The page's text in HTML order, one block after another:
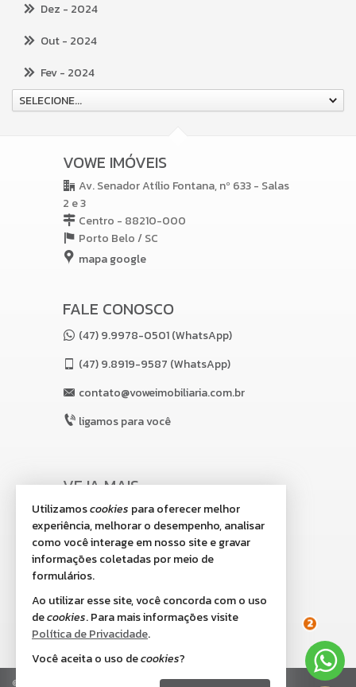
Dez - 2024
Out- 2024
Fev- 2024
SELECIONE...
VOWE IMÓVEIS
Av. Senador Atílio Fontana, nº 633 - Salas
2 e 3
Centro - 88210-000
Porto Belo /SC
mapa google
FALE CONOSCO
(47) 9.9978-0501 (WhatsApp)
(47)9.8919-9587 (WhatsApp)
contato@voweimobiliaria.com.br
ligamos para você
VEJA MAIS
receba nosso newsletter
indicadores financeiros
cadastre seu imóvel
imóveis favoritos
mapa de imóveis
© Política de Privacidade
2
Utilizamoscookies para oferecer melhor
experiência, melhorar o desempenho, analisar
como você interage em nosso site e gravar
informações coletadas por meio de
formulários.
Ao utilizar esse site, você concorda com o uso
decookies. Para mais informações visite
Política de Privacidade.
Você aceita o uso decookies?